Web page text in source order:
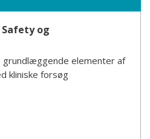
og
elementer af
kliniske forsøg